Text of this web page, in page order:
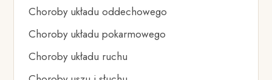
Choroby układu oddechowego
Choroby układu pokarmowego
Choroby układu ruchu